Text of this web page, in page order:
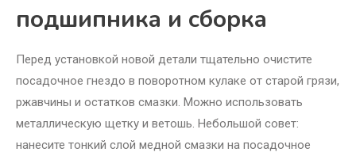
подшипника и сборка
Перед установкой новой детали тщательно очистите
посадочное гнездо в поворотном кулаке от старой грязи,
ржавчины и остатков смазки. Можно использовать
металлическую щетку и ветошь. Небольшой совет:
нанесите тонкий слой медной смазки на посадочное